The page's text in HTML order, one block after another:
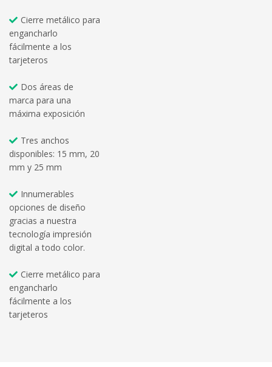
Cierre metálico para
engancharlo
fácilmente a los
tarjeteros
Dos áreas de
marca para una
máxima exposición
Tres anchos
disponibles: 15 mm, 20
mm y 25 mm
Innumerables
opciones de diseño
gracias a nuestra
tecnología impresión
digital a todo color.
Cierre metálico para
engancharlo
fácilmente a los
tarjeteros